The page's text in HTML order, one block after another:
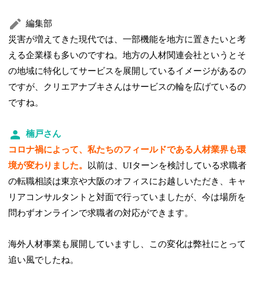
編集部
災害が増えてきた現代では、一部機能を地方に置きたいと考
える企業様も多いのですね。地方の人材関連会社というとそ
の地域に特化してサービスを展開しているイメージがあるの
ですが、クリエアナブキさんはサービスの輪を広げているの
ですね。
楠戸さん
コロナ禍によって、私たちのフィールドである人材業界も環
境が変わりました。 以前は、UIターンを検討している求職者
の転職相談は東京や大阪のオフィスにお越しいただき、キャ
リアコンサルタントと対面で行っていましたが、今は場所を
問わずオンラインで求職者の対応ができます。
海外人材事業も展開していますし、この変化は弊社にとって
追い風でしたね。